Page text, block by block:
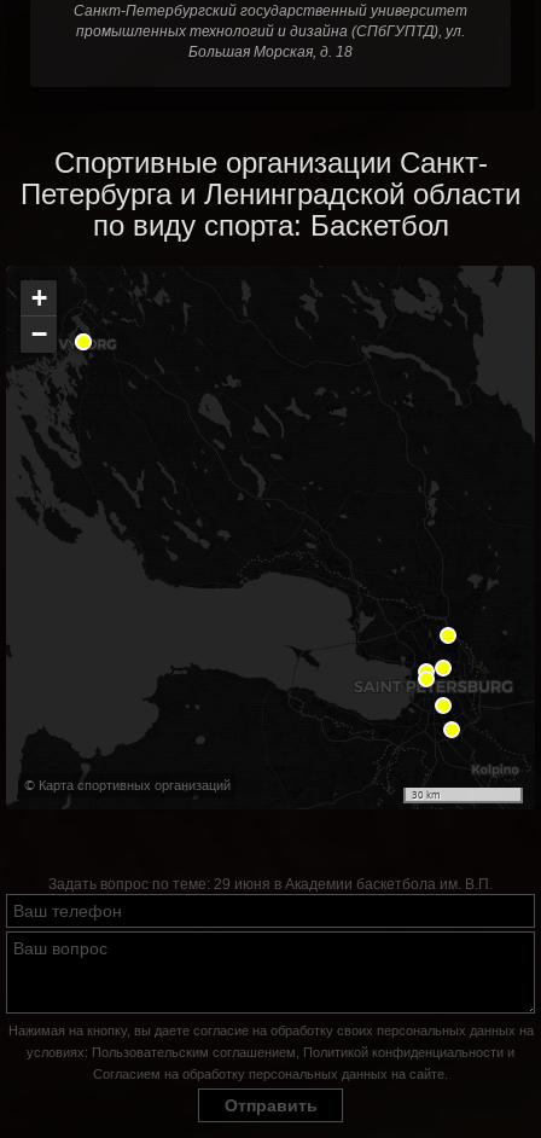
Санкт-Петербургский государственный университет
промышленных технологий и дизайна (СПбГУПТД), ул.
Большая Морская, д. 18
Спортивные организации Санкт-
Петербурга и Ленинградской области
по виду спорта: Баскетбол
+
−
© Карта спортивных организаций
30 km
Задать вопрос по теме: 29 июня в Академии баскетбола им. В.П.
Нажимая на кнопку, вы даете согласие на обработку своих персональных данных на
условиях: Пользовательским соглашением Политикой конфиденциальности и
Согласием на обработку персональных данных на сайте
Отправить